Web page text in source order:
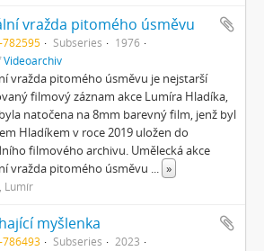
vražda pitomého úsměvu
782595 Subseries
1976
Videoarchiv
vražda pitomého úsměvu je nejstarší
filmový záznam akce Lumíra Hladíka,
natočena na 8mm barevný film, jenž byl
Hladíkem v roce 2019 uložen do
filmového archivu. Umělecká akce
vražda pitomého úsměvu ... »
Lumír
myšlenka
786493 Subseries
2023